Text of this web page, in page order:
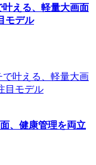
える、軽量大画面
モデル
、健康管理を両立